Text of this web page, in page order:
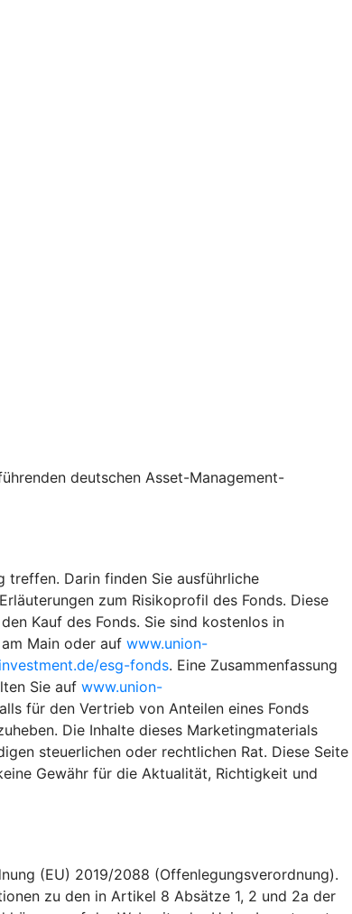
deutschen Asset-Management-
treffen. Darin finden Sie ausführliche
zum Risikoprofil des Fonds. Diese
Kauf des Fonds. Sie sind kostenlos in
Main oder auf www.union-
esg-fonds. Eine Zusammenfassung
Sie auf www.union-
für den Vertrieb von Anteilen eines Fonds
Die Inhalte dieses Marketingmaterials
steuerlichen oder rechtlichen Rat. Diese Seite
Gewähr für die Aktualität, Richtigkeit und
(EU) 2019/2088 (Offenlegungsverordnung).
zu den in Artikel 8 Absätze 1, 2 und 2a der